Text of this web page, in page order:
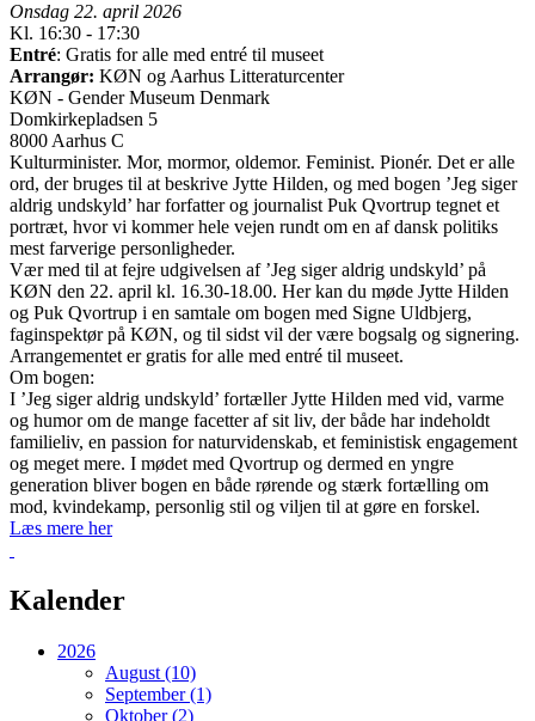
Onsdag 22. april 2026
Kl. 16:30 - 17:30
Entré: Gratis for alle med entré til museet
Arrangør: KØN og Aarhus Litteraturcenter
KØN - Gender Museum Denmark
Domkirkepladsen 5
8000 Aarhus C
Kulturminister. Mor, mormor, oldemor. Feminist. Pionér. Det er alle
ord, der bruges til at beskrive Jytte Hilden, og med bogen ’Jeg siger
aldrig undskyld’ har forfatter og journalist Puk Qvortrup tegnet et
portræt, hvor vi kommer hele vejen rundt om en af dansk politiks
mest farverige personligheder.
Vær med til at fejre udgivelsen af ’Jeg siger aldrig undskyld’ på
KØN den 22. april kl. 16.30-18.00. Her kan du møde Jytte Hilden
og Puk Qvortrup i en samtale om bogen med Signe Uldbjerg,
faginspektør på KØN, og til sidst vil der være bogsalg og signering.
Arrangementet er gratis for alle med entré til museet.
Om bogen:
I ’Jeg siger aldrig undskyld’ fortæller Jytte Hilden med vid, varme
og humor om de mange facetter af sit liv, der både har indeholdt
familieliv, en passion for naturvidenskab, et feministisk engagement
og meget mere. I mødet med Qvortrup og dermed en yngre
generation bliver bogen en både rørende og stærk fortælling om
mod, kvindekamp, personlig stil og viljen til at gøre en forskel.
Læs mere her
Kalender
2026
August (10)
September (1)
Oktober (2)